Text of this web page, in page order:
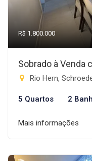
R$ 1.800.000
Sobrado à Venda
Rio Hern,
5 Quartos 2
Mais informações